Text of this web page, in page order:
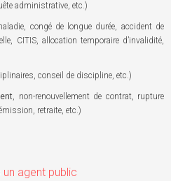
administrative, etc.)
congé de longue durée, accident de
CITIS, allocation temporaire d’invalidité,
conseil de discipline, etc.)
, non-renouvellement de contrat, rupture
retraite, etc.)
agent public